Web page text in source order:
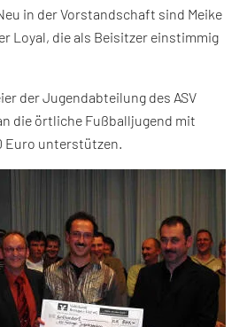
in der Vorstandschaft sind Meike
Loyal, die als Beisitzer einstimmig
der Jugendabteilung des ASV
die örtliche Fußballjugend mit
Euro unterstützen.